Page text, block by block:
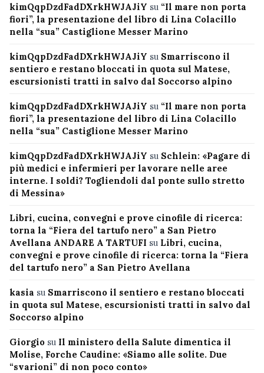
kimQqpDzdFadDXrkHWJAJiY su “Il mare non porta
fiori”, la presentazione del libro di Lina Colacillo
nella “sua” Castiglione Messer Marino
kimQqpDzdFadDXrkHWJAJiY su Smarriscono il
sentiero e restano bloccati in quota sul Matese,
escursionisti tratti in salvo dal Soccorso alpino
kimQqpDzdFadDXrkHWJAJiY su “Il mare non porta
fiori”, la presentazione del libro di Lina Colacillo
nella “sua” Castiglione Messer Marino
kimQqpDzdFadDXrkHWJAJiY su Schlein: «Pagare di
più medici e infermieri per lavorare nelle aree
interne. I soldi? Togliendoli dal ponte sullo stretto
di Messina»
Libri, cucina, convegni e prove cinofile di ricerca:
torna la “Fiera del tartufo nero” a San Pietro
Avellana ANDARE A TARTUFI su Libri, cucina,
convegni e prove cinofile di ricerca: torna la “Fiera
del tartufo nero” a San Pietro Avellana
kasia su Smarriscono il sentiero e restano bloccati
in quota sul Matese, escursionisti tratti in salvo dal
Soccorso alpino
Giorgio su Il ministero della Salute dimentica il
Molise, Forche Caudine: «Siamo alle solite. Due
“svarioni” di non poco conto»